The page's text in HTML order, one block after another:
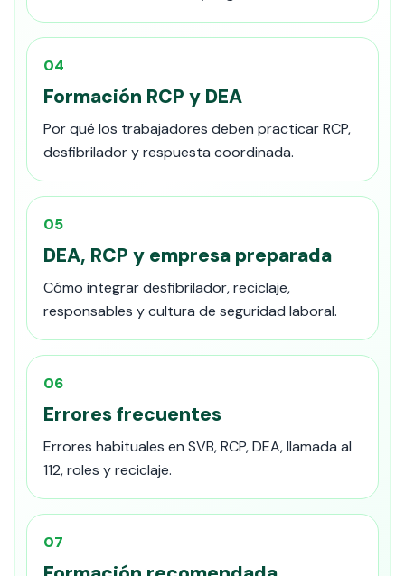
04
Formación RCP y DEA
Por qué los trabajadores deben practicar RCP,
desfibrilador y respuesta coordinada.
05
DEA, RCP y empresa preparada
Cómo integrar desfibrilador, reciclaje,
responsables y cultura de seguridad laboral.
06
Errores frecuentes
Errores habituales en SVB, RCP, DEA, llamada al
112, roles y reciclaje.
07